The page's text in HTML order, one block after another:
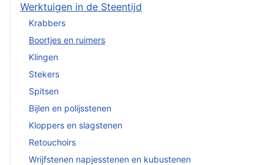
Werktuigen in de Steentijd
Krabbers
Boortjes en ruimers
Klingen
Stekers
Spitsen
Bijlen en polijsstenen
Kloppers en slagstenen
Retouchoirs
Wrijfstenen napjesstenen en kubustenen